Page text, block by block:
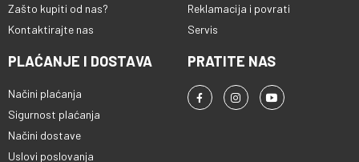
Zašto kupiti od nas?
Kontaktirajte nas
Reklamacija i povrati
Servis
PLAĆANJE I DOSTAVA
Načini plaćanja
Sigurnost plaćanja
Načini dostave
Uslovi poslovanja
PRATITE NAS